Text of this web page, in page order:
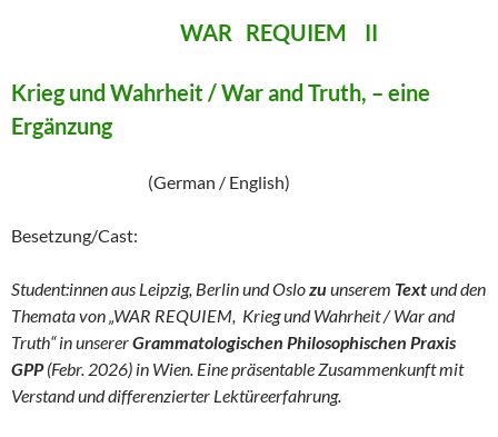
WAR REQUIEM II
Krieg und Wahrheit / War and Truth, – eine
Ergänzung
(German / English)
Besetzung/Cast:
Student:innen aus Leipzig, Berlin und Oslozuunserem Textund den
Themata von „WAR REQUIEM, Krieg und Wahrheit / War and
Truth“ in unsererGrammatologischen Philosophischen Praxis
GPP(Febr. 2026) in Wien. Eine präsentable Zusammenkunft mit
Verstand und differenzierter Lektüreerfahrung.